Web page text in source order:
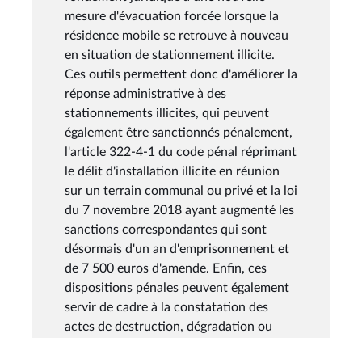
mesure d'évacuation forcée lorsque la
résidence mobile se retrouve à nouveau
en situation de stationnement illicite.
Ces outils permettent donc d'améliorer la
réponse administrative à des
stationnements illicites, qui peuvent
également être sanctionnés pénalement,
l'article 322-4-1 du code pénal réprimant
le délit d'installation illicite en réunion
sur un terrain communal ou privé et la loi
du 7 novembre 2018 ayant augmenté les
sanctions correspondantes qui sont
désormais d'un an d'emprisonnement et
de 7 500 euros d'amende. Enfin, ces
dispositions pénales peuvent également
servir de cadre à la constatation des
actes de destruction, dégradation ou